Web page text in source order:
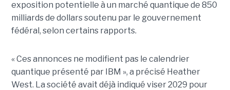
exposition potentielle à un marché quantique de 850
milliards de dollars soutenu par le gouvernement
fédéral, selon certains rapports.
« Ces annonces ne modifient pas le calendrier
quantique présenté par IBM », a précisé Heather
West. La société avait déjà indiqué viser 2029 pour